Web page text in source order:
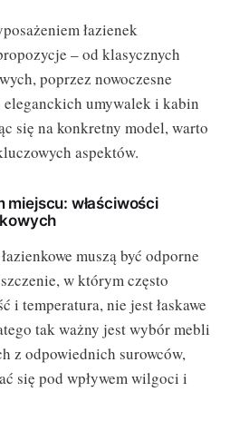
łazienek
– od klasycznych
poprzez nowoczesne
eleganckich umywalek i kabin
się na konkretny model, warto
aspektów.
właściwości
muszą być odporne
w którym często
i temperatura, nie jest łaskawe
tak ważny jest wybór mebli
z odpowiednich surowców,
się pod wpływem wilgoci i